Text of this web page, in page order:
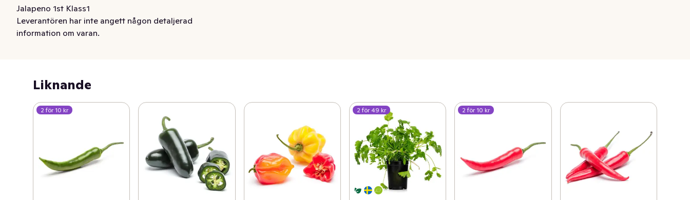
Jalapeno 1st Klass1
Leverantören har inte angett någon detaljerad
information om varan.
Liknande
2 för 10 kr 2 för 49 kr 2 för 10 kr